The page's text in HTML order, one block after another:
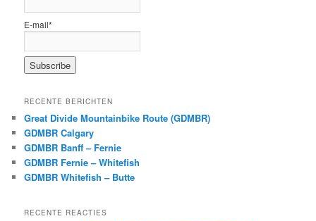
E-mail*
RECENTE BERICHTEN
Great Divide Mountainbike Route (GDMBR)
GDMBR Calgary
GDMBR Banff – Fernie
GDMBR Fernie – Whitefish
GDMBR Whitefish – Butte
RECENTE REACTIES